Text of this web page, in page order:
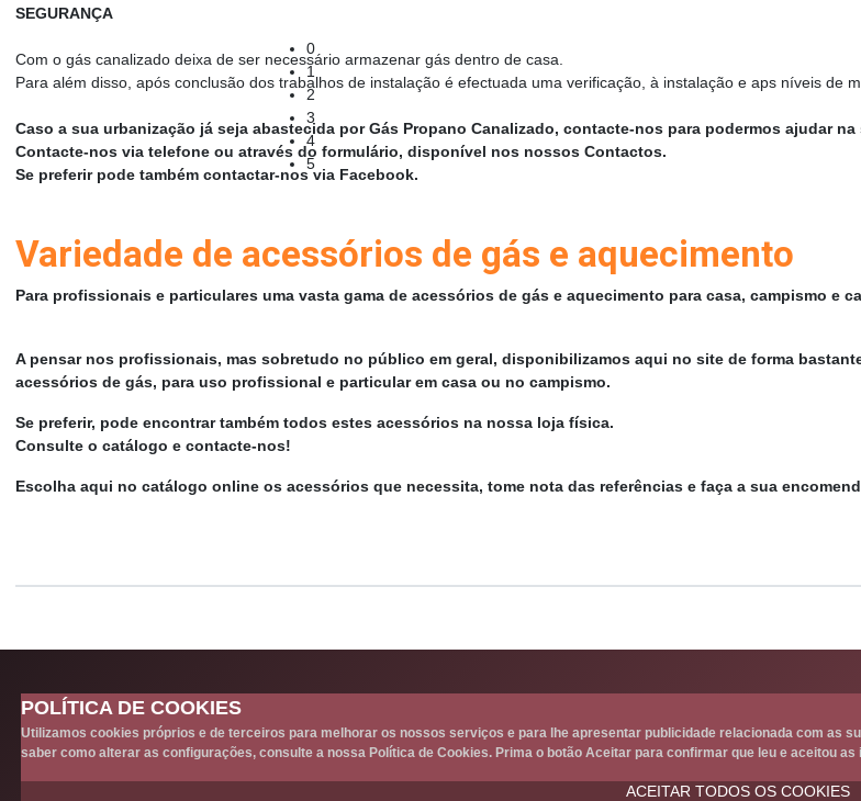
0
1
2
3
4
5
SEGURANÇA
Com o gás canalizado deixa de ser necessário armazenar gás dentro de casa.
Para além disso, após conclusão dos trabalhos de instalação é efectuada uma verificação, à instalação e aps níveis de
Caso a sua urbanização já seja abastecida por Gás Propano Canalizado, contacte-nos para podermos ajudar
Contacte-nos via telefone ou através do formulário, disponível nos nossos Contactos.
Se preferir pode também contactar-nos via Facebook.
Variedade de acessórios de gás e aquecimento
Para profissionais e particulares uma vasta gama de acessórios de gás e aquecimento para casa, campismo e
A pensar nos profissionais, mas sobretudo no público em geral, disponibilizamos aqui no site de forma
acessórios de gás, para uso profissional e particular em casa ou no campismo.
Se preferir, pode encontrar também todos estes acessórios na nossa loja física.
Consulte o catálogo e contacte-nos!
Escolha aqui no catálogo online os acessórios que necessita, tome nota das referências e faça a sua
POLÍTICA DE COOKIES
Utilizamos cookies próprios e de terceiros para melhorar os nossos serviços e para lhe apresentar publicidade relacionada com as
saber como alterar as configurações, consulte a nossa Política de Cookies. Prima o botão Aceitar para confirmar que leu e aceitou
ACEITAR TODOS OS COOKIES